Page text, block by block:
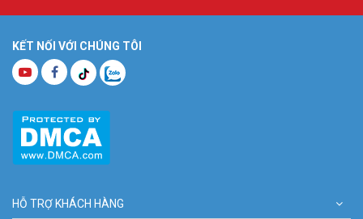
KẾT NỐI VỚI CHÚNG TÔI
HỖ TRỢ KHÁCH HÀNG